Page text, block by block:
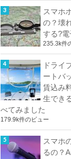
スマホ
の？壊
する?電
235.3k件
ドライ
ートバ
賃込み
生でき
べてみました
179.9k件のビュー
スマホ
るの？